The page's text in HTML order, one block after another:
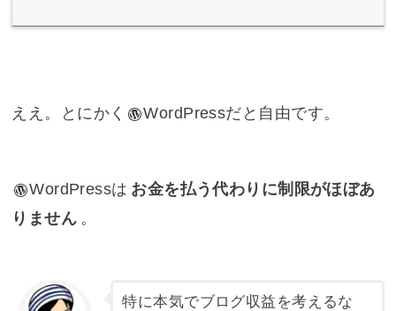
ええ。とにかく WordPressだと自由です。
WordPressは お金を払う代わりに制限がほぼあ
りません 。
特に本気でブログ収益を考えるな